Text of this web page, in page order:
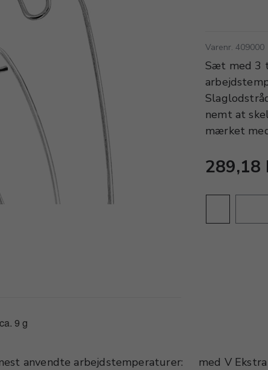
Varenr. 409000
Sæt med 3
nemt at
mærket
289,18
9 g
anvendte arbejdstemperaturer:
Tips: Slaglod i tråd er nemt at